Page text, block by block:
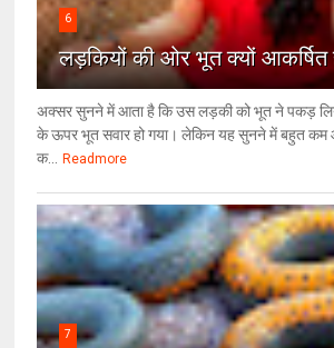
6
लड़कियों की ओर भूत क्‍यों आकर्षित
अक्सर सुनने में आता है कि उस लड़की को भूत ने पकड़
के ऊपर भूत सवार हो गया। लेकिन यह सुनने में बहुत कम
क...
Readmore
7